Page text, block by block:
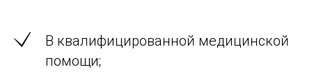
В квалифицированной медицинской
помощи;